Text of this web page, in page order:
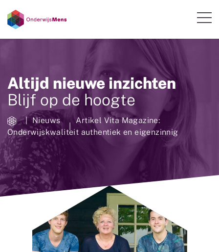
Altijd nieuwe inzichten
Blijf op de hoogte
Nieuws
Artikel Vita Magazine:
Onderwijskwaliteit authentiek en eigenzinnig